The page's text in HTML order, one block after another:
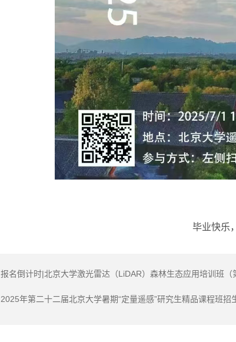
毕业快乐
报名倒计时|北京大学激光雷达（LiDAR）森林生态应用培训班
2025年第二十二届北京大学暑期“定量遥感”研究生精品课程班招